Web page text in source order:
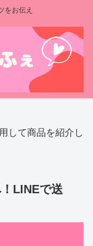
をお伝え
して商品を紹介し
LINEで送